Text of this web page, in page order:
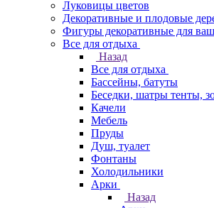
Луковицы цветов
Декоративные и плодовые
Фигуры декоративные для
Все для отдыха
Назад
Все для отдыха
Бассейны, батуты
Беседки, шатры тенты,
Качели
Мебель
Пруды
Душ, туалет
Фонтаны
Холодильники
Арки
Назад